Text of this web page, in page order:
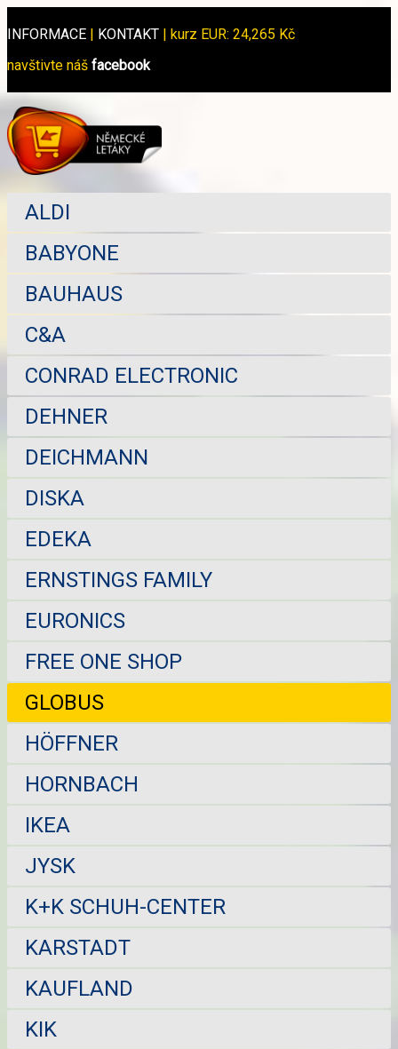
INFORMACE | KONTAKT | kurz EUR: 24,265 Kč
navštivte náš facebook
ALDI
BABYONE
BAUHAUS
C&A
CONRAD ELECTRONIC
DEHNER
DEICHMANN
DISKA
EDEKA
ERNSTINGS FAMILY
EURONICS
FREE ONE SHOP
GLOBUS
HÖFFNER
HORNBACH
IKEA
JYSK
K+K SCHUH-CENTER
KARSTADT
KAUFLAND
KIK